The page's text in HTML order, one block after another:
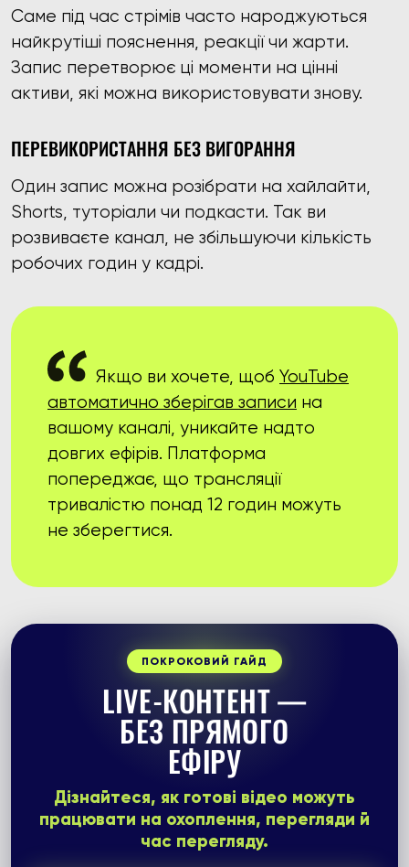
Саме під час стрімів часто народжуються
найкрутіші пояснення, реакції чи жарти.
Запис перетворює ці моменти на цінні
активи, які можна використовувати знову.
ПЕРЕВИКОРИСТАННЯ БЕЗ ВИГОРАННЯ
Один запис можна розібрати на хайлайти,
Shorts, туторіали чи подкасти. Так ви
розвиваєте канал, не збільшуючи кількість
робочих годин у кадрі.
Якщо ви хочете, щоб YouTube
автоматично зберігав записи на
вашому каналі, уникайте надто
довгих ефірів. Платформа
попереджає, що трансляції
тривалістю понад 12 годин можуть
не зберегтися.
ПОКРОКОВИЙ ГАЙД
LIVE-КОНТЕНТ —
БЕЗ ПРЯМОГО
ЕФІРУ
Дізнайтеся, як готові відео можуть
працювати на охоплення, перегляди й
час перегляду.